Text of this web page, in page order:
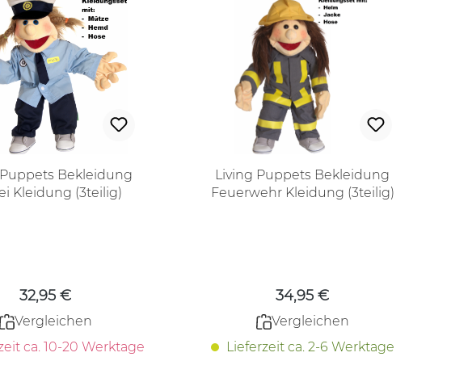
Bekleidung
Kleidung (3teilig)
32,95 €
Vergleichen
ca. 10-20 Werktage
Living Puppets Bekleidung
Feuerwehr Kleidung (3teilig)
34,95 €
Vergleichen
Lieferzeit ca. 2-6 Werktage